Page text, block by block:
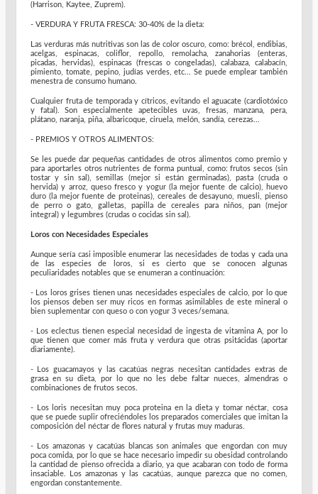
(Harrison, Kaytee, Zuprem).
- VERDURA Y FRUTA FRESCA: 30-40% de la dieta:
Las verduras más nutritivas son las de color oscuro, como: brécol, endibias,
acelgas, espinacas, coliflor, repollo, remolacha, zanahorias (enteras,
picadas, hervidas), espinacas (frescas o congeladas), calabaza, calabacín,
pimiento, tomate, pepino, judías verdes, etc... Se puede emplear también
menestra de consumo humano.
Cualquier fruta de temporada y cítricos, evitando el aguacate (cardiotóxico
y fatal). Son especialmente apetecibles uvas, fresas, manzana, pera,
plátano, naranja, piña, albaricoque, ciruela, melón, sandía, cerezas...
- PREMIOS Y OTROS ALIMENTOS:
Se les puede dar pequeñas cantidades de otros alimentos como premio y
para aportarles otros nutrientes de forma puntual, como: frutos secos (sin
tostar y sin sal), semillas (mejor si están germinadas), pasta (cruda o
hervida) y arroz, queso fresco y yogur (la mejor fuente de calcio), huevo
duro (la mejor fuente de proteinas), cereales de desayuno, muesli, pienso
de perro o gato, galletas, papilla de cereales para niños, pan (mejor
integral) y legumbres (crudas o cocidas sin sal).
Loros con Necesidades Especiales
Aunque sería casi imposible enumerar las necesidades de todas y cada una
de las especies de loros, si es cierto que se conocen algunas
peculiaridades notables que se enumeran a continuación:
- Los loros grises tienen unas necesidades especiales de calcio, por lo que
los piensos deben ser muy ricos en formas asimilables de este mineral o
bien suplementar con queso o con yogur 3 veces/semana.
- Los eclectus tienen especial necesidad de ingesta de vitamina A, por lo
que tienen que comer más fruta y verdura que otras psitácidas (aportar
diariamente).
- Los guacamayos y las cacatúas negras necesitan cantidades extras de
grasa en su dieta, por lo que no les debe faltar nueces, almendras o
combinaciones de frutos secos.
- Los loris necesitan muy poca proteina en la dieta y tomar néctar, cosa
que se puede suplir ofreciéndoles los preparados comerciales que imitan la
composición del néctar de flores natural y frutas muy maduras.
- Los amazonas y cacatúas blancas son animales que engordan con muy
poca comida, por lo que se hace necesario impedir su obesidad controlando
la cantidad de pienso ofrecida a diario, ya que acabaran con todo de forma
insaciable. Los amazonas y las cacatúas, aunque parezca que no comen,
engordan constantemente.